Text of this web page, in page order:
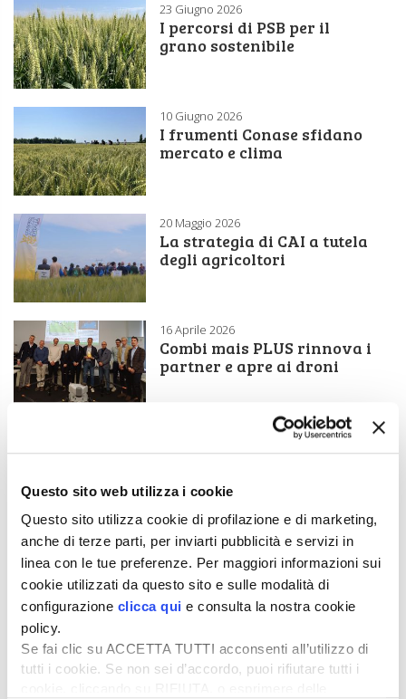
Questo sito web utilizza i cookie
Questo sito utilizza cookie di profilazione e di marketing,
anche di terze parti, per inviarti pubblicità e servizi in
linea con le tue preferenze. Per maggiori informazioni sui
cookie utilizzati da questo sito e sulle modalità di
configurazione clicca qui e consulta la nostra cookie
policy.
Se fai clic su ACCETTA TUTTI acconsenti all’utilizzo di
tutti i cookie. Se non sei d’accordo, puoi rifiutare tutti i
23 Giugno 2026
I percorsi di PSB per il
grano sostenibile
10 Giugno 2026
I frumenti Conase sfidano
mercato e clima
20 Maggio 2026
La strategia di CAI a tutela
degli agricoltori
16 Aprile 2026
Combi mais PLUS rinnova i
partner e apre ai droni
SIS inaugura il primo
termo-trattamento delle
20 Novembre 2025
RAGT acquista il business
orzo da malto da Syngenta
10 Novembre 2025
Segale ibrida: opportunità